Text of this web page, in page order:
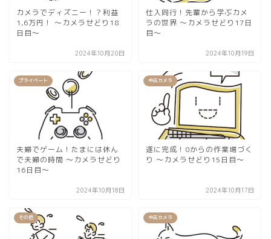
カメラでディズニー！？利益
1,6万円！ 〜カメラせどり18
日目〜
2024年10月20日
仕入同行！先輩から学ぶカメ
ラの世界 ～カメラせどり17日
目～
2024年10月19日
プライベート
夫婦でゲーム！たまには休ん
で夫婦の時間 〜カメラせどり
16日目〜
2024年10月18日
中古カメラ
遂に完成！0からの作業場づく
り 〜カメラせどり15日目〜
2024年10月17日
その他 中古カメラ